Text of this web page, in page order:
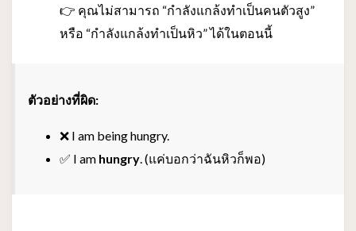
👉 คุณไม่สามารถ “กำลังแกล้งทำเป็นคนตัวสูง”
หรือ “กำลังแกล้งทำเป็นหิว” ได้ในตอนนี้
ตัวอย่างที่ผิด:
❌ I am being hungry.
✅ I am hungry . (แค่บอกว่าฉันหิวก็พอ)